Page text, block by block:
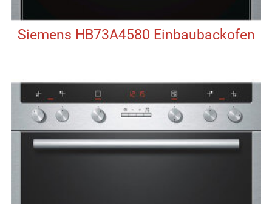
Siemens HB73A4580 Einbaubackofen